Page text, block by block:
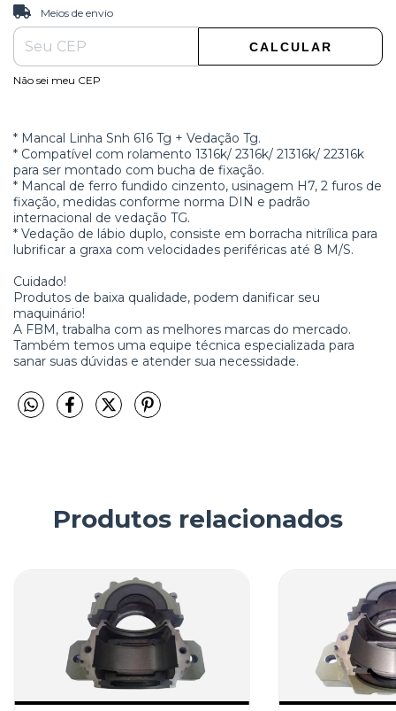
Entregas para o CEP:
Meios de envio
CALCULAR
Não sei meu CEP
* Mancal Linha Snh 616 Tg + Vedação Tg.
* Compatível com rolamento 1316k/ 2316k/ 21316k/ 22316k
para ser montado com bucha de fixação.
* Mancal de ferro fundido cinzento, usinagem H7, 2 furos de
fixação, medidas conforme norma DIN e padrão
internacional de vedação TG.
* Vedação de lábio duplo, consiste em borracha nitrílica para
lubrificar a graxa com velocidades periféricas até 8 M/S.
Cuidado!
Produtos de baixa qualidade, podem danificar seu
maquinário!
A FBM, trabalha com as melhores marcas do mercado.
Também temos uma equipe técnica especializada para
sanar suas dúvidas e atender sua necessidade.
Produtos relacionados